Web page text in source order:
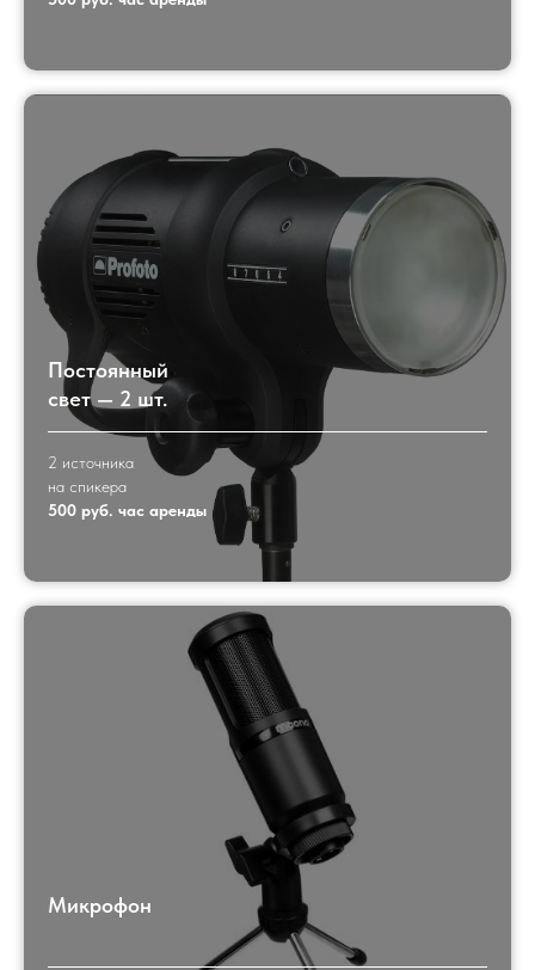
Постоянный
свет — 2 шт.
2 источника
на спикера
500 руб. час аренды
Микрофон